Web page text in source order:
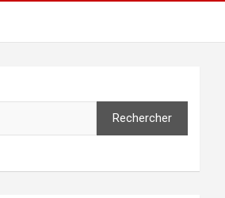
Rechercher